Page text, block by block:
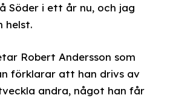
Söder i ett år nu, och jag
helst.
Robert Andersson som
förklarar att han drivs av
andra, något han får